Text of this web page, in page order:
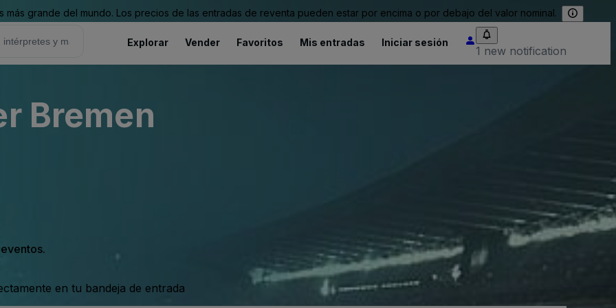
grande del mundo. Los precios de las entradas de reventa pueden estar por encima o por debajo del valor nominal.
Explorar Vender Favoritos Mis entradas Iniciar sesión
1 new notification
Bremen
en tu bandeja de entrada